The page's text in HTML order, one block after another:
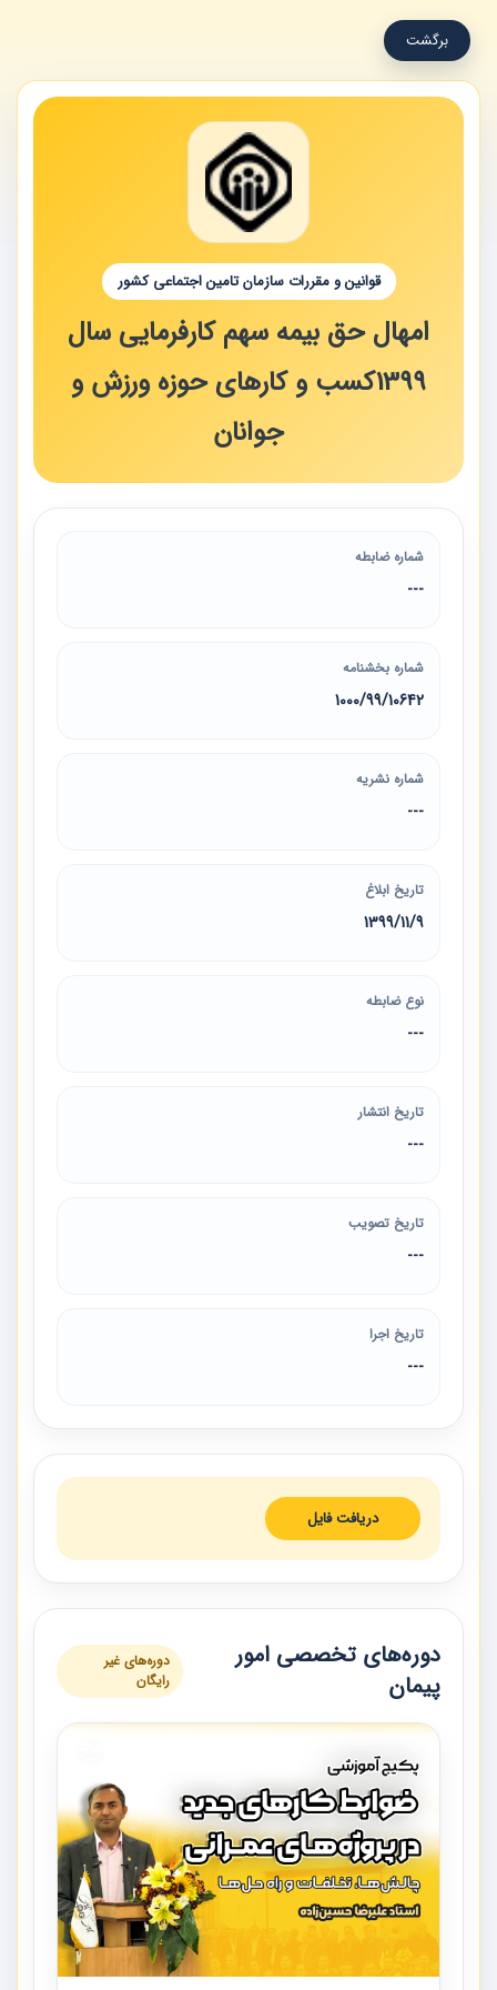
برگشت
قوانین و مقررات سازمان تامین اجتماعی کشور
امهال حق بیمه سهم کارفرمایی سال
1399کسب و کارهای حوزه ورزش و
جوانان
شماره ضابطه
---
شماره بخشنامه
1000/99/10642
شماره نشریه
---
تاریخ ابلاغ
1399/11/9
نوع ضابطه
---
تاریخ انتشار
---
تاریخ تصویب
---
تاریخ اجرا
---
دریافت فایل
دوره‌های تخصصی امور
پیمان
دوره‌های غیر
رایگان